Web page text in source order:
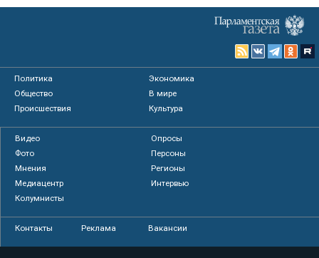
Политика
Экономика
Общество
В мире
Происшествия
Культура
Видео
Опросы
Фото
Персоны
Мнения
Регионы
Медиацентр
Интервью
Колумнисты
Контакты Реклама Вакансии